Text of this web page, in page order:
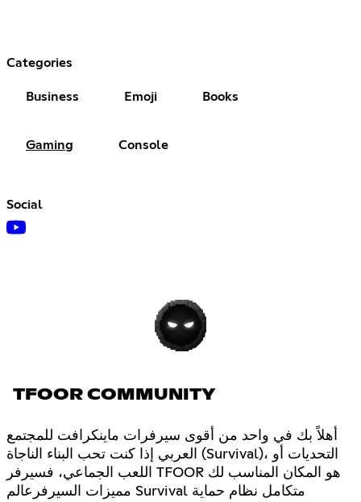
Categories
Business Emoji Books
Gaming Console
Social
TFOOR COMMUNITY
أهلاً بك في واحد من أقوى سيرفرات ماينكرافت للمجتمع
العربي إذا كنت تحب البناء الناجاة (Survival)، التحديات أو
اللعب الجماعي، فسيرفر TFOOR هو المكان المناسب لك
مميزات السيرفرعالم Survival متكامل نظام حماية